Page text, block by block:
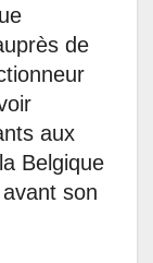
de
aux
Belgique
son